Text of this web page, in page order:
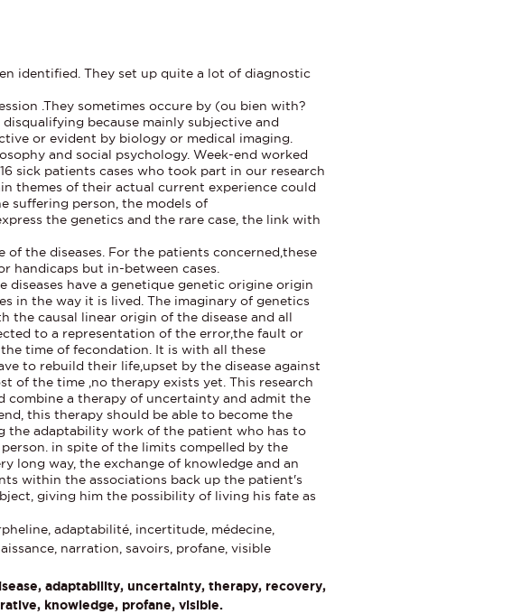
identified. They set up quite a lot of diagnostic
.They sometimes occure by (ou bien with?
because mainly subjective and
or evident by biology or medical imaging.
and social psychology. Week-end worked
sick patients cases who took part in our research
themes of their actual current experience could
suffering person, the models of
the genetics and the rare case, the link with
of the diseases. For the patients concerned,these
handicaps but in-between cases.
diseases have a genetique genetic origine origin
in the way it is lived. The imaginary of genetics
the causal linear origin of the disease and all
to a representation of the error,the fault or
time of fecondation. It is with all these
to rebuild their life,upset by the disease against
of the time ,no therapy exists yet. This research
combine a therapy of uncertainty and admit the
this therapy should be able to become the
the adaptability work of the patient who has to
in spite of the limits compelled by the
long way, the exchange of knowledge and an
within the associations back up the patient's
giving him the possibility of living his fate as
adaptabilité, incertitude, médecine,
narration, savoirs, profane, visible
adaptability, uncertainty, therapy, recovery,
knowledge, profane, visible.